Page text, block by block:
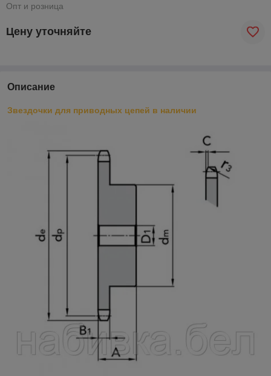
Опт и розница
Цену уточняйте
Описание
Звездочки для приводных цепей в наличии